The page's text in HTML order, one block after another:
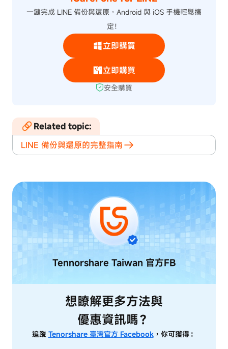
一鍵完成 LINE 備份與還原，Android 與 iOS 手機輕鬆搞
定！
立即購買
立即購買
安全購買
Related topic:
LINE 備份與還原的完整指南
Tennorshare Taiwan 官方FB
想瞭解更多方法與
優惠資訊嗎？
追蹤 Tenorshare 臺灣官方 Facebook，你可獲得：